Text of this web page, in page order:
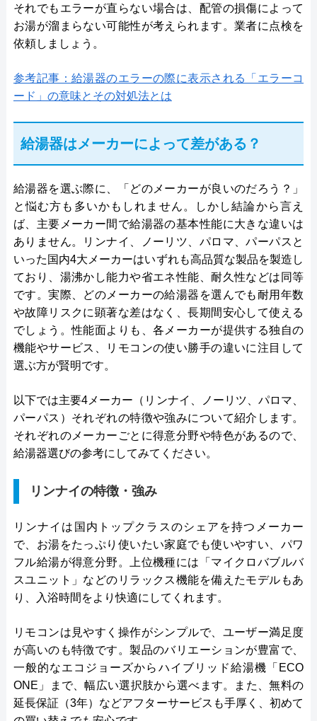
それでもエラーが直らない場合は、配管の損傷によって
お湯が溜まらない可能性が考えられます。業者に点検を
依頼しましょう。
参考記事：給湯器のエラーの際に表示される「エラーコ
ード」の意味とその対処法とは
給湯器はメーカーによって差がある？
給湯器を選ぶ際に、「どのメーカーが良いのだろう？」
と悩む方も多いかもしれません。しかし結論から言え
ば、主要メーカー間で給湯器の基本性能に大きな違いは
ありません。リンナイ、ノーリツ、パロマ、パーパスと
いった国内4大メーカーはいずれも高品質な製品を製造し
ており、湯沸かし能力や省エネ性能、耐久性などは同等
です。実際、どのメーカーの給湯器を選んでも耐用年数
や故障リスクに顕著な差はなく、長期間安心して使える
でしょう。性能面よりも、各メーカーが提供する独自の
機能やサービス、リモコンの使い勝手の違いに注目して
選ぶ方が賢明です。
以下では主要4メーカー（リンナイ、ノーリツ、パロマ、
パーパス）それぞれの特徴や強みについて紹介します。
それぞれのメーカーごとに得意分野や特色があるので、
給湯器選びの参考にしてみてください。
リンナイの特徴・強み
リンナイは国内トップクラスのシェアを持つメーカー
で、お湯をたっぷり使いたい家庭でも使いやすい、パワ
フル給湯が得意分野。上位機種には「マイクロバブルバ
スユニット」などのリラックス機能を備えたモデルもあ
り、入浴時間をより快適にしてくれます。
リモコンは見やすく操作がシンプルで、ユーザー満足度
が高いのも特徴です。製品のバリエーションが豊富で、
一般的なエコジョーズからハイブリッド給湯機「ECO
ONE」まで、幅広い選択肢から選べます。また、無料の
延長保証（3年）などアフターサービスも手厚く、初めて